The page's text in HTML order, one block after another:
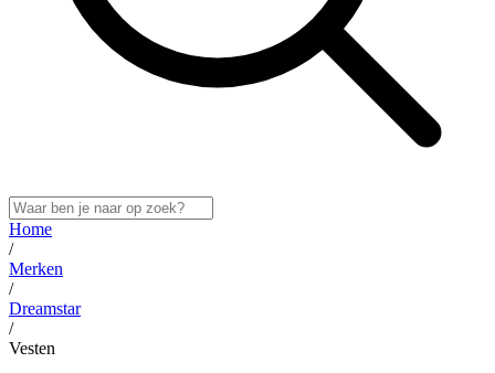
Home
/
Merken
/
Dreamstar
/
Vesten